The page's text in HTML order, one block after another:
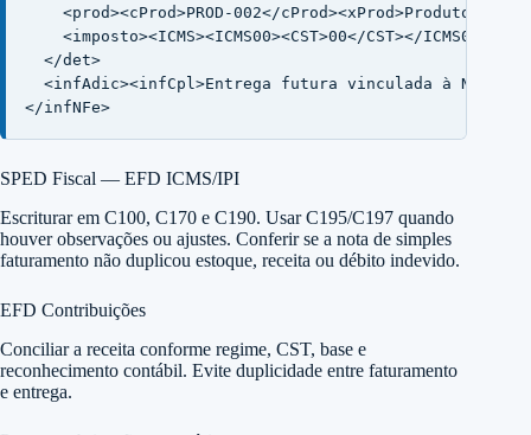
<prod><cProd>PROD-002</cProd><xProd>Produto
<imposto><ICMS><ICMS00><CST>00</CST></ICMS00></
  </det>
<infAdic><infCpl>Entrega futura vinculada à NF-e
</infNFe>
SPED Fiscal — EFD ICMS/IPI
Escriturar em C100, C170 e C190. Usar C195/C197 quando
houver observações ou ajustes. Conferir se a nota de simples
faturamento não duplicou estoque, receita ou débito indevido.
EFD Contribuições
Conciliar a receita conforme regime, CST, base e
reconhecimento contábil. Evite duplicidade entre faturamento
e entrega.